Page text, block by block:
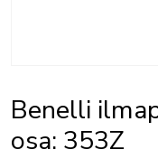
Benelli
osa: 353Z